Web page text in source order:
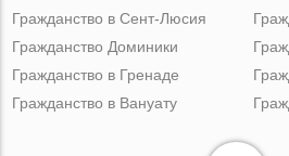
Гражданство в Сент-Люсия
Гражданство Доминики
Гражданство в Гренаде
Гражданство в Вануату